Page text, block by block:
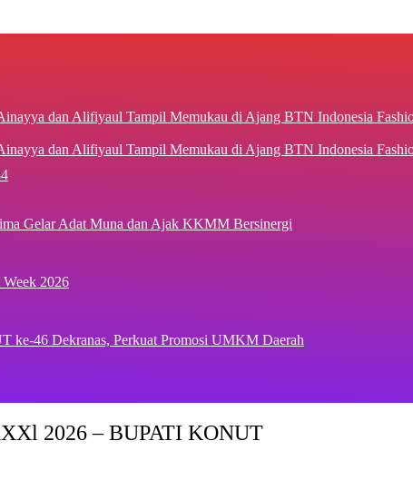
dan Alifiyaul Tampil Memukau di Ajang BTN Indonesia
Gelar Adat Muna dan Ajak KKMM Bersinergi
2026
ke-46 Dekranas, Perkuat Promosi UMKM Daerah
2026 – BUPATI KONUT